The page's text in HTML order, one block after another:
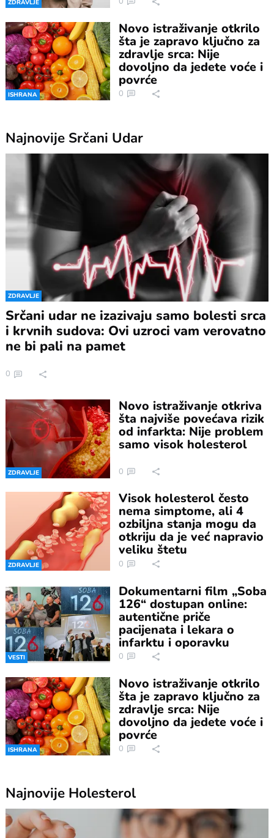
ZDRAVLJE
ISHRANA
Novo istraživanje otkrilo
šta je zapravo ključno za
zdravlje srca: Nije
dovoljno da jedete voće i
povrće
0
Najnovije Srčani Udar
ZDRAVLJE
Srčani udar ne izazivaju samo bolesti srca
i krvnih sudova: Ovi uzroci vam verovatno
ne bi pali na pamet
0
ZDRAVLJE
Novo istraživanje otkriva
šta najviše povećava rizik
od infarkta: Nije problem
samo visok holesterol
0
ZDRAVLJE
Visok holesterol često
nema simptome, ali 4
ozbiljna stanja mogu da
otkriju da je već napravio
veliku štetu
0
VESTI
Dokumentarni film „Soba
126“ dostupan online:
autentične priče
pacijenata i lekara o
infarktu i oporavku
0
ISHRANA
Novo istraživanje otkrilo
šta je zapravo ključno za
zdravlje srca: Nije
dovoljno da jedete voće i
povrće
0
Najnovije Holesterol